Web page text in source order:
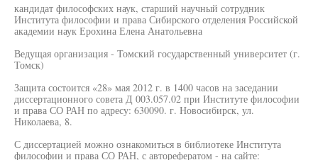
кандидат философских наук, старший научный сотрудник
Института философии и права Сибирского отделения Российской
академии наук Ерохина Елена Анатольевна
Ведущая организация - Томский государственный университет (г.
Томск)
Защита состоится «28» мая 2012 г. в 1400 часов на заседании
диссертационного совета Д 003.057.02 при Институте философии
и права СО РАН по адресу: 630090. г. Новосибирск, ул.
Николаева, 8.
С диссертацией можно ознакомиться в библиотеке Института
философии и права СО РАН, с авторефератом - на сайте: